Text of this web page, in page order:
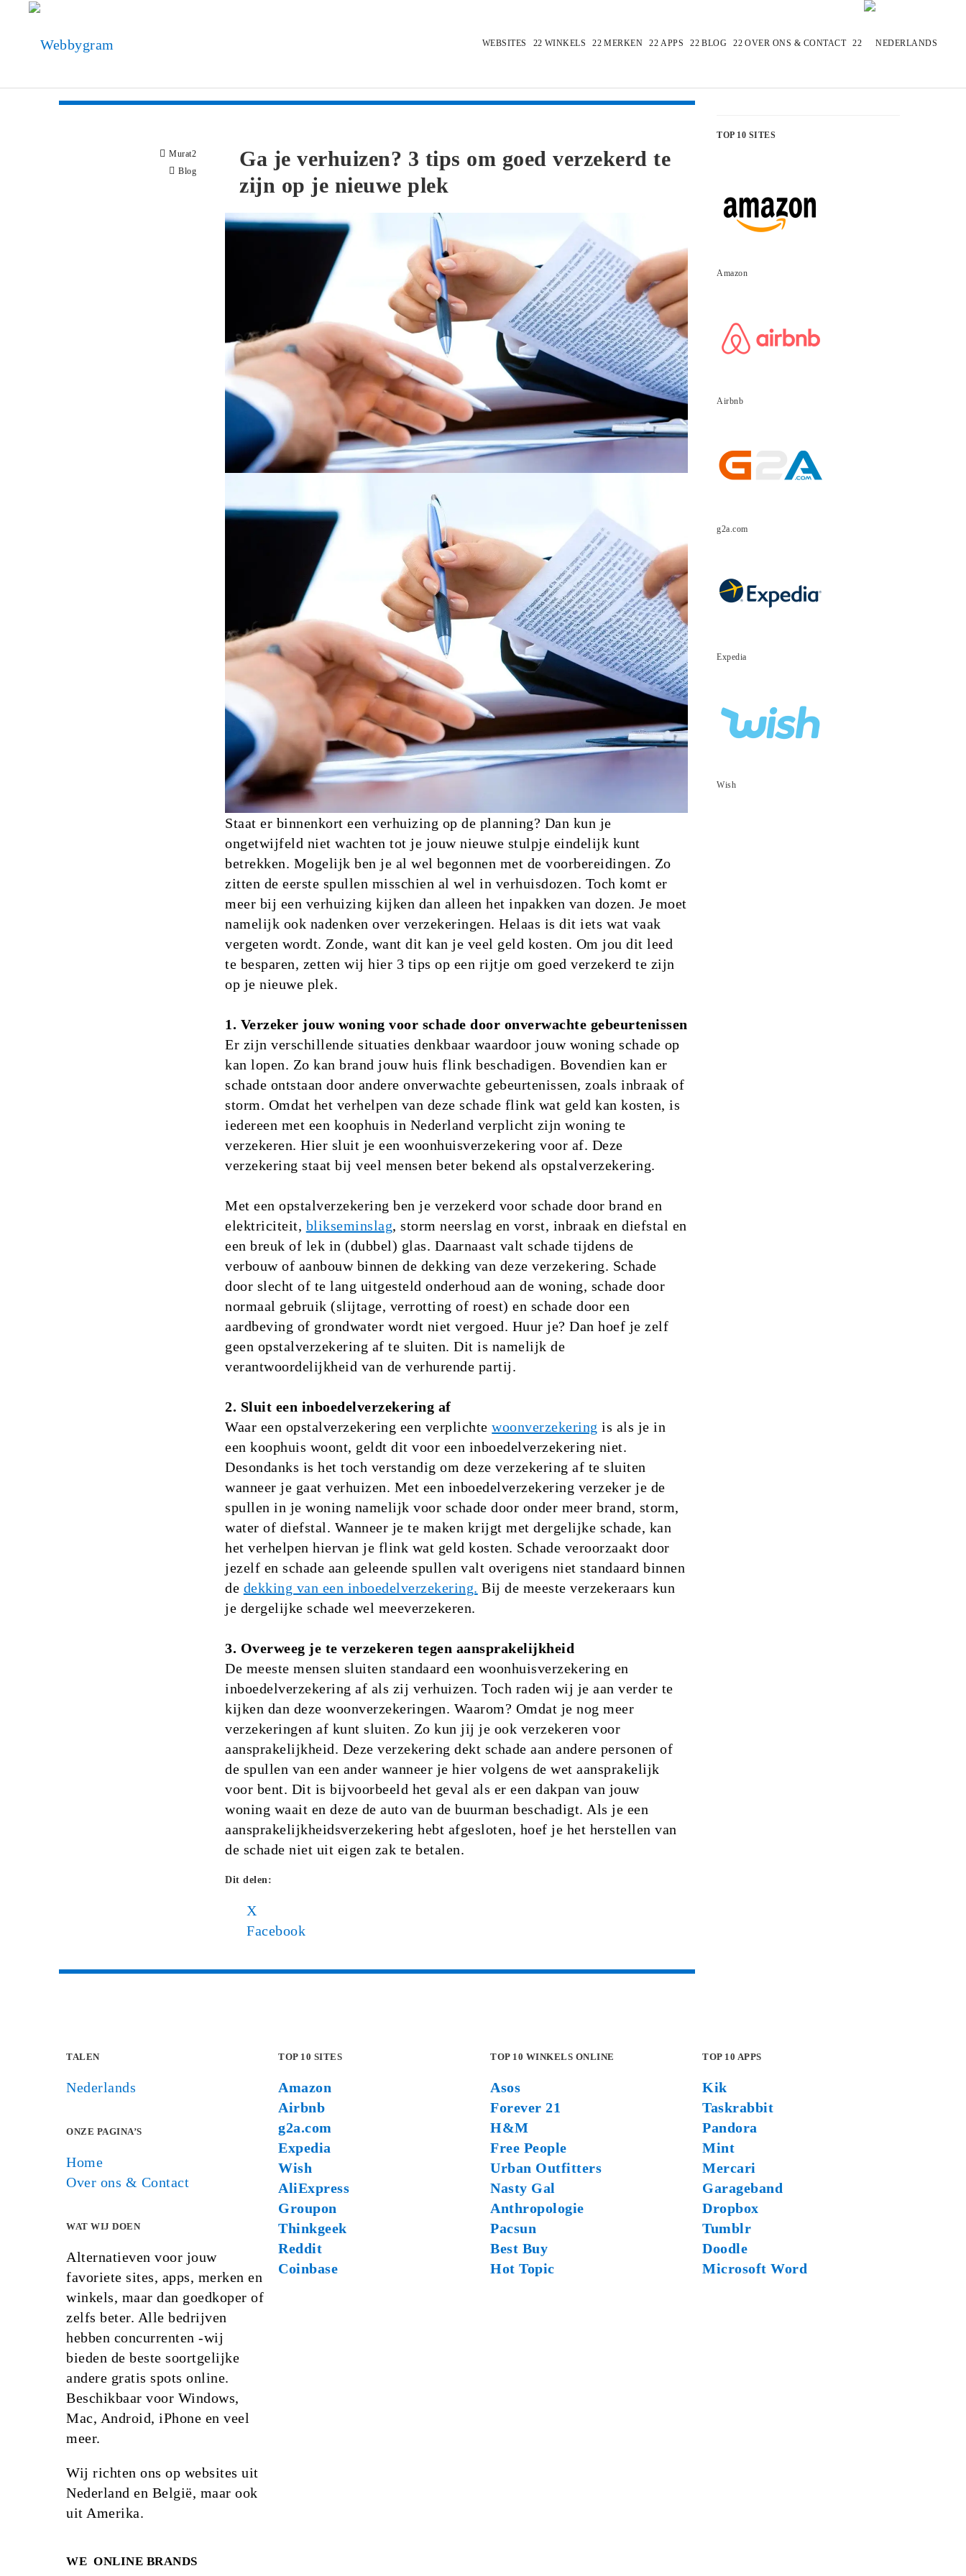
WEBSITES WINKELS MERKEN APPS BLOG OVER ONS & CONTACT
Murat2
Blog
Ga je verhuizen? 3 tips om goed verzekerd te
zijn op je nieuwe plek
Staat er binnenkort een verhuizing op de planning? Dan kun je
ongetwijfeld niet wachten tot je jouw nieuwe stulpje eindelijk kunt
betrekken. Mogelijk ben je al wel begonnen met de voorbereidingen. Zo
zitten de eerste spullen misschien al wel in verhuisdozen. Toch komt er
meer bij een verhuizing kijken dan alleen het inpakken van dozen. Je moet
namelijk ook nadenken over verzekeringen. Helaas is dit iets wat vaak
vergeten wordt. Zonde, want dit kan je veel geld kosten. Om jou dit leed
te besparen, zetten wij hier 3 tips op een rijtje om goed verzekerd te zijn
op je nieuwe plek.
1. Verzeker jouw woning voor schade door onverwachte gebeurtenissen
Er zijn verschillende situaties denkbaar waardoor jouw woning schade op
kan lopen. Zo kan brand jouw huis flink beschadigen. Bovendien kan er
schade ontstaan door andere onverwachte gebeurtenissen, zoals inbraak of
storm. Omdat het verhelpen van deze schade flink wat geld kan kosten, is
iedereen met een koophuis in Nederland verplicht zijn woning te
verzekeren. Hier sluit je een woonhuisverzekering voor af. Deze
verzekering staat bij veel mensen beter bekend als opstalverzekering.
Met een opstalverzekering ben je verzekerd voor schade door brand en
elektriciteit, blikseminslag, storm neerslag en vorst, inbraak en diefstal en
een breuk of lek in (dubbel) glas. Daarnaast valt schade tijdens de
verbouw of aanbouw binnen de dekking van deze verzekering. Schade
door slecht of te lang uitgesteld onderhoud aan de woning, schade door
normaal gebruik (slijtage, verrotting of roest) en schade door een
aardbeving of grondwater wordt niet vergoed. Huur je? Dan hoef je zelf
geen opstalverzekering af te sluiten. Dit is namelijk de
verantwoordelijkheid van de verhurende partij.
2. Sluit een inboedelverzekering af
Waar een opstalverzekering een verplichtewoonverzekering is als je in
een koophuis woont, geldt dit voor een inboedelverzekering niet.
Desondanks is het toch verstandig om deze verzekering af te sluiten
wanneer je gaat verhuizen. Met een inboedelverzekering verzeker je de
spullen in je woning namelijk voor schade door onder meer brand, storm,
water of diefstal. Wanneer je te maken krijgt met dergelijke schade, kan
het verhelpen hiervan je flink wat geld kosten. Schade veroorzaakt door
jezelf en schade aan geleende spullen valt overigens niet standaard binnen
de dekking van een inboedelverzekering. Bij de meeste verzekeraars kun
je dergelijke schade wel meeverzekeren.
3. Overweeg je te verzekeren tegen aansprakelijkheid
De meeste mensen sluiten standaard een woonhuisverzekering en
inboedelverzekering af als zij verhuizen. Toch raden wij je aan verder te
kijken dan deze woonverzekeringen. Waarom? Omdat je nog meer
verzekeringen af kunt sluiten. Zo kun jij je ook verzekeren voor
aansprakelijkheid. Deze verzekering dekt schade aan andere personen of
de spullen van een ander wanneer je hier volgens de wet aansprakelijk
voor bent. Dit is bijvoorbeeld het geval als er een dakpan van jouw
woning waait en deze de auto van de buurman beschadigt. Als je een
aansprakelijkheidsverzekering hebt afgesloten, hoef je het herstellen van
de schade niet uit eigen zak te betalen.
Dit delen:
X
Facebook
TOP 10 SITES
Amazon
Airbnb
g2a.com
Expedia
Wish
TALEN
Nederlands
ONZE PAGINA’S
Home
Over ons & Contact
WAT WIJ DOEN
Alternatieven voor jouw
favoriete sites, apps, merken en
winkels, maar dan goedkoper of
zelfs beter. Alle bedrijven
hebben concurrenten -wij
bieden de beste soortgelijke
andere gratis spots online.
Beschikbaar voor Windows,
Mac, Android, iPhone en veel
meer.
Wij richten ons op websites uit
Nederland en België, maar ook
uit Amerika.
TOP 10 SITES
Amazon
Airbnb
g2a.com
Expedia
Wish
AliExpress
Groupon
Thinkgeek
Reddit
Coinbase
TOP 10 WINKELS ONLINE
Asos
Forever 21
H&M
Free People
Urban Outfitters
Nasty Gal
Anthropologie
Pacsun
Best Buy
Hot Topic
TOP 10 APPS
Kik
Taskrabbit
Pandora
Mint
Mercari
Garageband
Dropbox
Tumblr
Doodle
Microsoft Word
WE ONLINE BRANDS